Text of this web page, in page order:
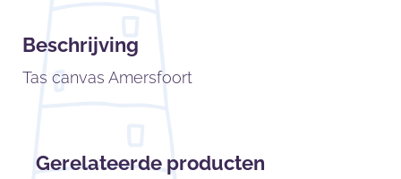
Beschrijving
Tas canvas Amersfoort
Gerelateerde producten